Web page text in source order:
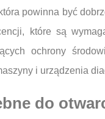
powinna być
które są
ochrony
i urządzenia
do